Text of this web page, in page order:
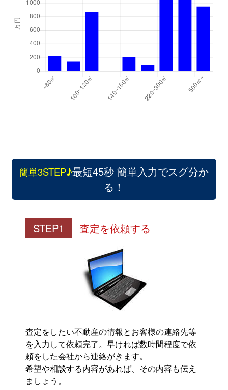
簡単3STEP♪最短45秒 簡単入力でスグ分か
る！
STEP1 査定を依頼する
査定をしたい不動産の情報とお客様の連絡先等
を入力して依頼完了。早ければ数時間程度で依
頼をした会社から連絡がきます。
希望や相談する内容があれば、その内容も伝え
ましょう。